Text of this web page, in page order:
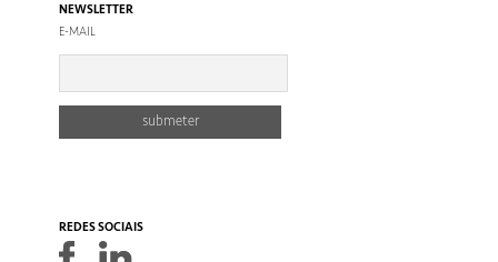
NEWSLETTER
E-MAIL
REDES SOCIAIS